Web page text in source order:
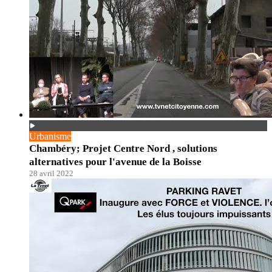
Urbanisme
Chambéry; Projet Centre Nord , solutions
alternatives pour l'avenue de la Boisse
28 avril 2022